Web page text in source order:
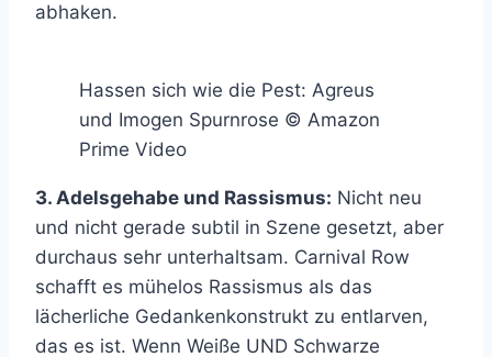
abhaken.
Hassen sich wie die Pest: Agreus
und Imogen Spurnrose © Amazon
Prime Video
3. Adelsgehabe und Rassismus: Nicht neu
und nicht gerade subtil in Szene gesetzt, aber
durchaus sehr unterhaltsam. Carnival Row
schafft es mühelos Rassismus als das
lächerliche Gedankenkonstrukt zu entlarven,
das es ist. Wenn Weiße UND Schwarze